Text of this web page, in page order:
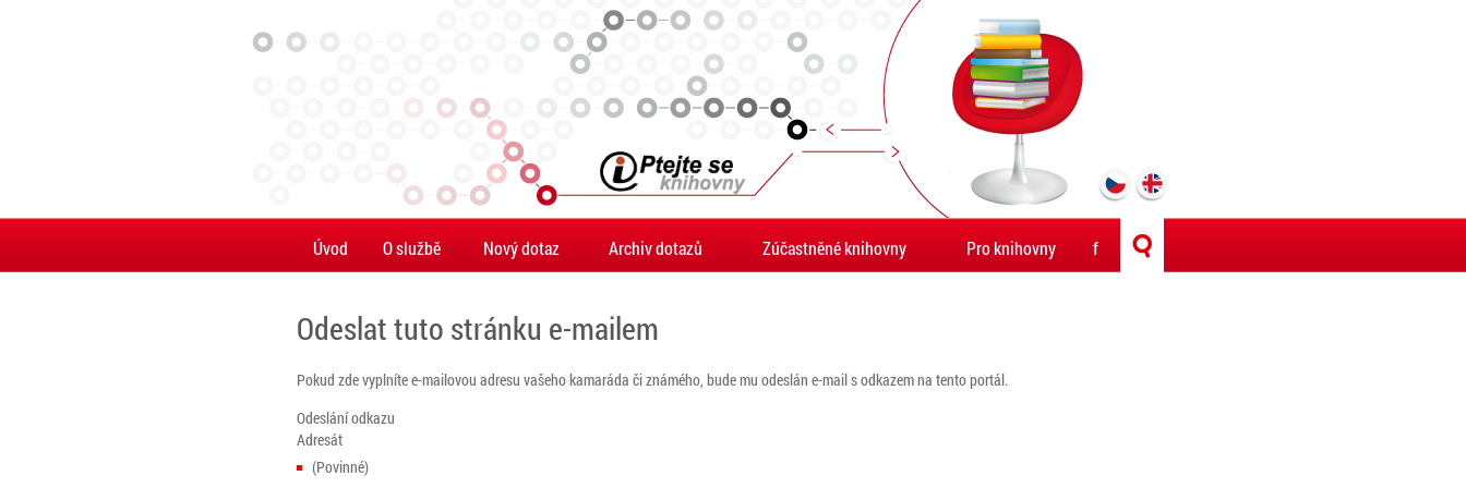
Úvod O službě Nový dotaz Archiv dotazů Zúčastněné knihovny Pro knihovny f
Odeslat tuto stránku e-mailem
Pokud zde vyplníte e-mailovou adresu vašeho kamaráda či známého, bude mu odeslán e-mail s odkazem na tento portál.
Odeslání odkazu
Adresát
(Povinné)